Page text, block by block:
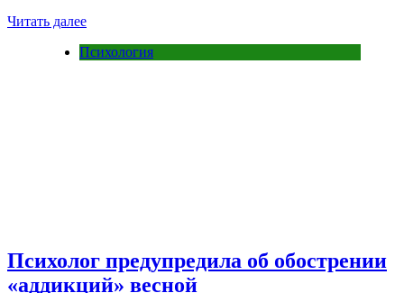
Читать далее
Психология
Психолог предупредила об обострении
«аддикций» весной